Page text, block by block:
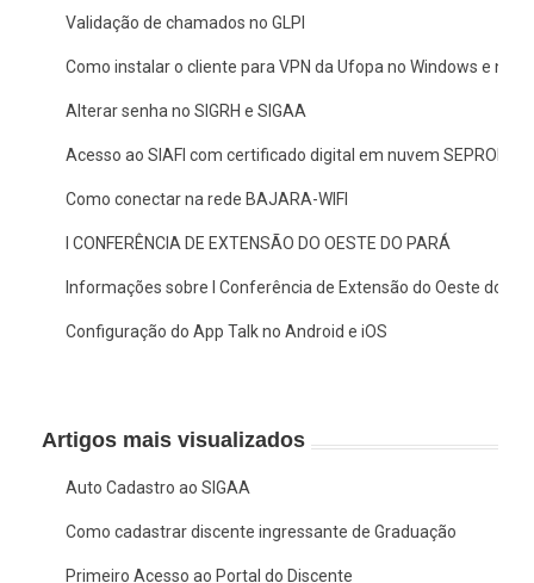
Validação de chamados no GLPI
Como instalar o cliente para VPN da Ufopa no Windows e no
Alterar senha no SIGRH e SIGAA
Acesso ao SIAFI com certificado digital em nuvem SEPROID
Como conectar na rede BAJARA-WIFI
I CONFERÊNCIA DE EXTENSÃO DO OESTE DO PARÁ
Informações sobre I Conferência de Extensão do Oeste do
Configuração do App Talk no Android e iOS
Artigos mais visualizados
Auto Cadastro ao SIGAA
Como cadastrar discente ingressante de Graduação
Primeiro Acesso ao Portal do Discente